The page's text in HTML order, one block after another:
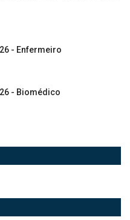
- Enfermeiro
- Biomédico